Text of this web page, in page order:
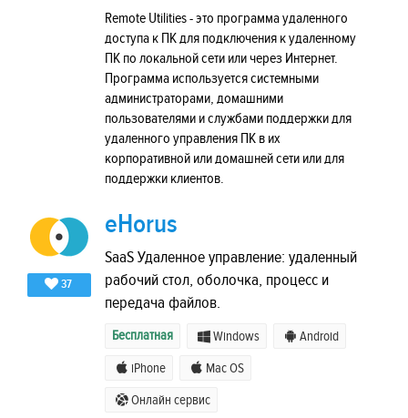
Remote Utilities - это программа удаленного
доступа к ПК для подключения к удаленному
ПК по локальной сети или через Интернет.
Программа используется системными
администраторами, домашними
пользователями и службами поддержки для
удаленного управления ПК в их
корпоративной или домашней сети или для
поддержки клиентов.
37
eHorus
SaaS Удаленное управление: удаленный
рабочий стол, оболочка, процесс и
передача файлов.
Бесплатная Windows Android
iPhone Mac OS
Онлайн сервис